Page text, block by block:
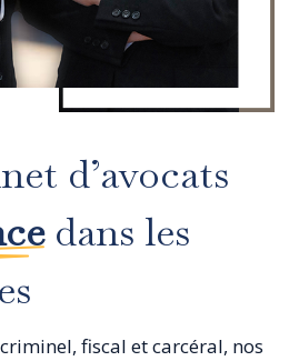
d’avocats
dans les
fiscal et carcéral, nos